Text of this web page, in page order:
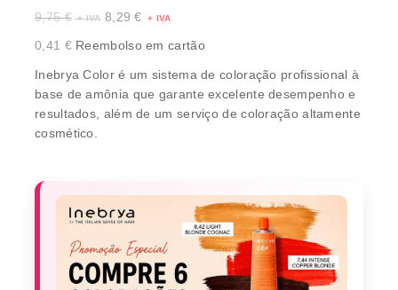
9,75€ 8,29€
0,41 €Reembolso em cartão
Inebrya Color é um sistema de coloração profissional à
base de amônia que garante excelente desempenho e
resultados, além de um serviço de coloração altamente
cosmético.